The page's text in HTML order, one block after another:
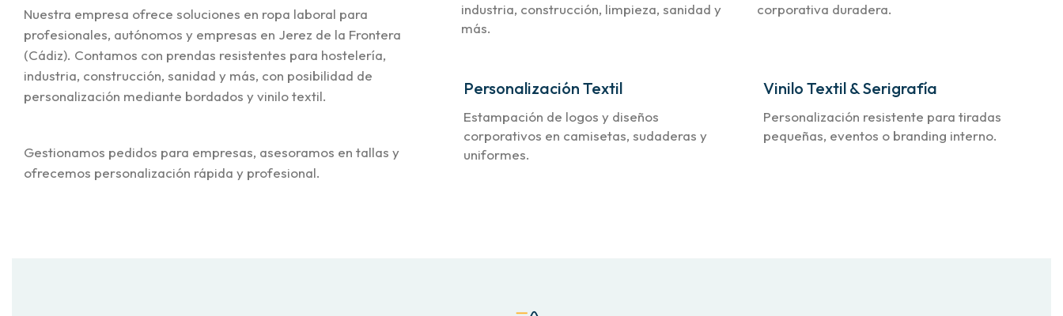
Nuestra empresa ofrece soluciones en ropa laboral para
profesionales, autónomos y empresas en Jerez de la Frontera
(Cádiz). Contamos con prendas resistentes para hostelería,
industria, construcción, sanidad y más, con posibilidad de
personalización mediante bordados y vinilo textil.
Gestionamos pedidos para empresas, asesoramos en tallas y
ofrecemos personalización rápida y profesional.
industria, construcción, limpieza, sanidad y
más.
corporativa duradera.
Personalización Textil
Estampación de logos y diseños
corporativos en camisetas, sudaderas y
uniformes.
Vinilo Textil & Serigrafía
Personalización resistente para tiradas
pequeñas, eventos o branding interno.